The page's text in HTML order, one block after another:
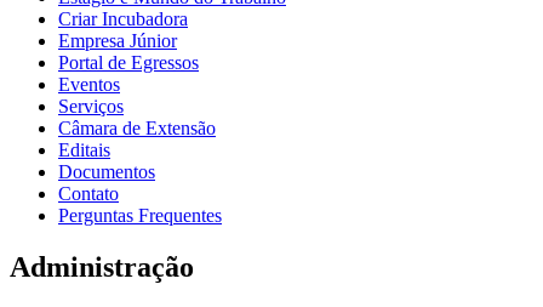
Criar Incubadora
Empresa Júnior
Portal de Egressos
Eventos
Serviços
Câmara de Extensão
Editais
Documentos
Contato
Perguntas Frequentes
Administração